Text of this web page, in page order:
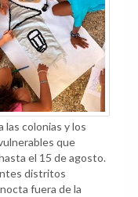
las colonias y los
que
el 15 de agosto.
distritos
fuera de la